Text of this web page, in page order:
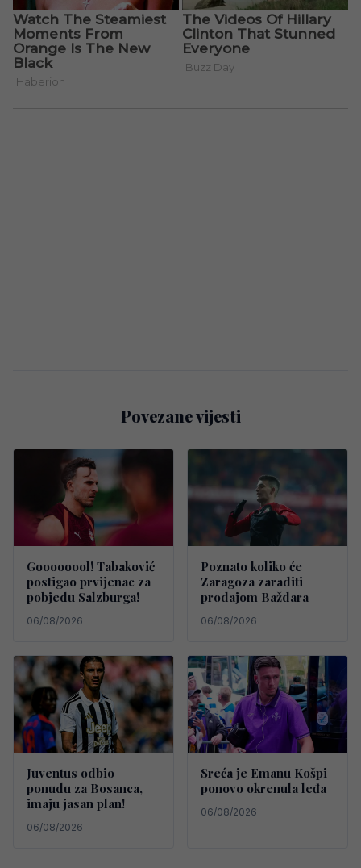
Povezane vijesti
Goooooool! Tabaković
postigao prvijenac za
pobjedu Salzburga!
06/08/2026
Poznato koliko će
Zaragoza zaraditi
prodajom Baždara
06/08/2026
Juventus odbio
ponudu za Bosanca,
imaju jasan plan!
06/08/2026
Sreća je Emanu Košpi
ponovo okrenula leđa
06/08/2026